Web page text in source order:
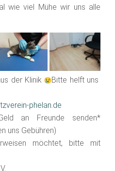
wie viel Mühe wir uns alle
der Klinik Bitte helft uns
phelan.de
an Freunde senden*
uns Gebühren)
möchtet, bitte mit